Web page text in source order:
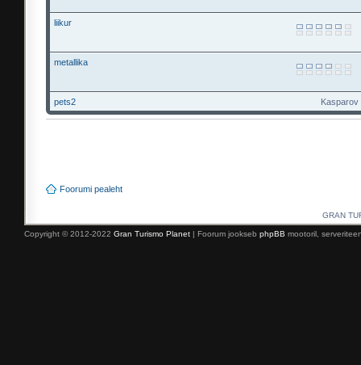
liikur
metallika
Kasparov
pets2
Foorumi pealeht
GRAN
Copyright © 2012-2022 Gran Turismo Planet | Foorum jookseb phpBB mootoril,